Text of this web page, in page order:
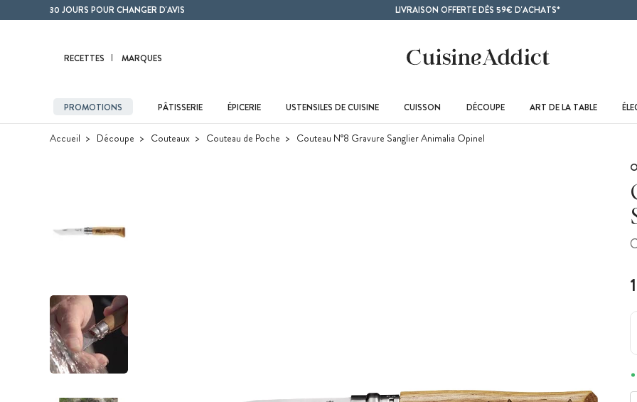
Contenu principal30 JOURS POUR CHANGER D'AVIS LIVRAISON OFFERTE DÈS 59€ D'ACHATS*
RECETTES MARQUES
PROMOTIONS PÂTISSERIE ÉPICERIE USTENSILES DE CUISINE CUISSON DÉCOUPE ART DE LA TABLE
Accueil Découpe Couteaux Couteau de Poche Couteau N°8 Gravure Sanglier Animalia Opinel